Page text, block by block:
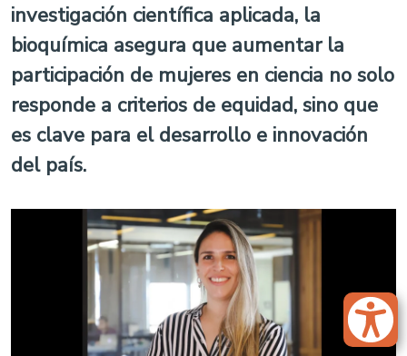
investigación científica aplicada, la
bioquímica asegura que aumentar la
participación de mujeres en ciencia no solo
responde a criterios de equidad, sino que
es clave para el desarrollo e innovación
del país.